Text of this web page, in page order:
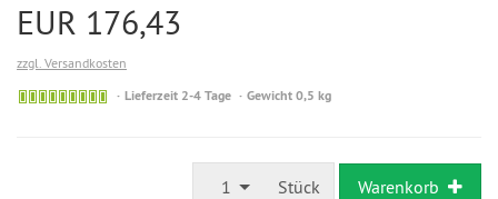
EUR 176,43
zzgl. Versandkosten
Sofort
Lieferzeit 2-4 Tage Gewicht 0,5 kg
1 Stück Warenkorb